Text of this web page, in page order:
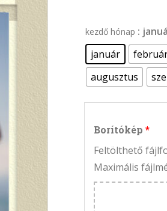
kezdő hónap :
január
augusztus
Borítókép
Feltölthető
Maximális